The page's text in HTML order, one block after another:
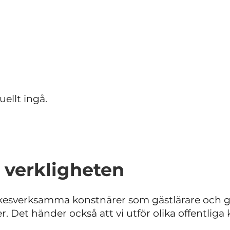
ingå.
konstnärer som gästlärare och
Det händer också att vi utför olika offentliga